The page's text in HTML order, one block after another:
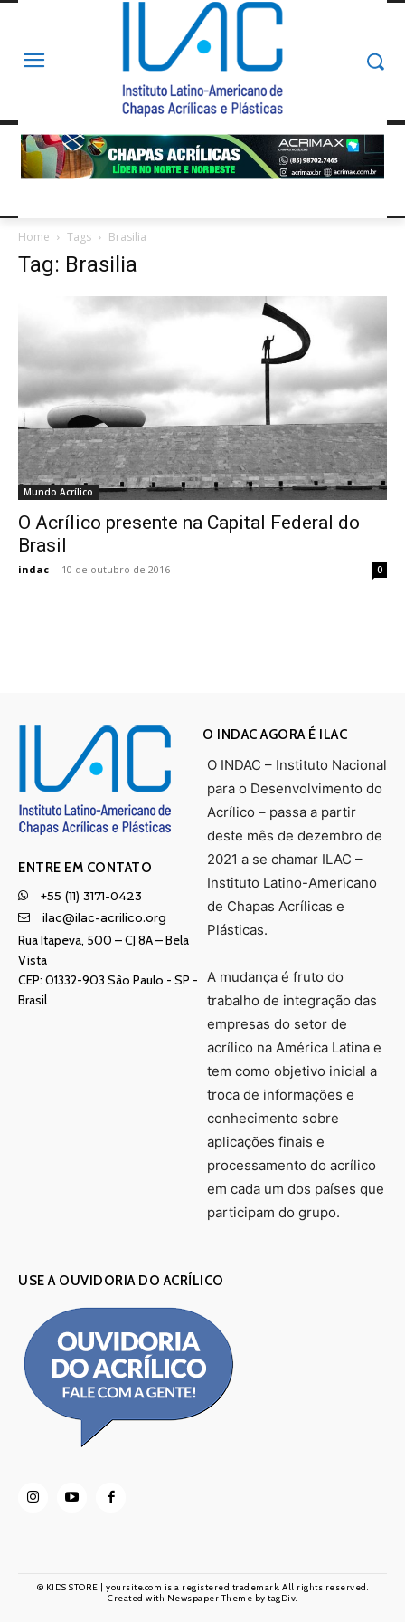
Home Tags Brasilia
Tag: Brasilia
Mundo Acrílico
O Acrílico presente na Capital Federal do
Brasil
indac - 10 de outubro de 2016 0
ENTRE EM CONTATO
+55 (11) 3171-0423
ilac@ilac-acrilico.org
Rua Itapeva, 500 – CJ 8A – Bela
Vista
CEP: 01332-903 Sâo Paulo - SP -
Brasil
O INDAC AGORA É ILAC
O INDAC – Instituto Nacional
para o Desenvolvimento do
Acrílico – passa a partir
deste mês de dezembro de
2021 a se chamar ILAC –
Instituto Latino-Americano
de Chapas Acrílicas e
Plásticas.
A mudança é fruto do
trabalho de integração das
empresas do setor de
acrílico na América Latina e
tem como objetivo inicial a
troca de informações e
conhecimento sobre
aplicações finais e
processamento do acrílico
em cada um dos países que
participam do grupo.
USE A OUVIDORIA DO ACRÍLICO
© KIDS STORE | yoursite.com is a registered trademark. All rights reserved.
Created with Newspaper Theme by tagDiv.